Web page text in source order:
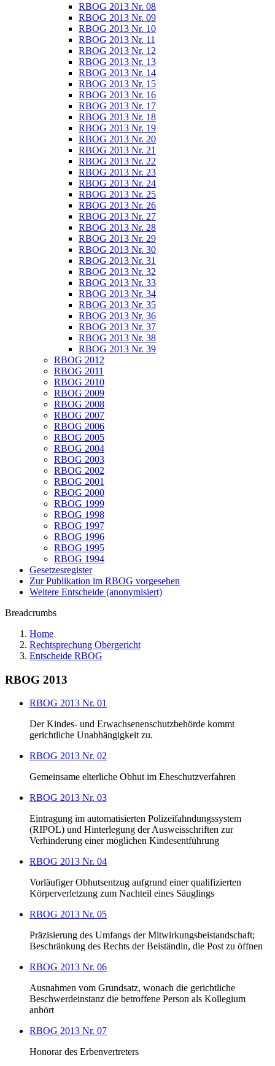
RBOG 2013 Nr. 08
RBOG 2013 Nr. 09
RBOG 2013 Nr. 10
RBOG 2013 Nr. 11
RBOG 2013 Nr. 12
RBOG 2013 Nr. 13
RBOG 2013 Nr. 14
RBOG 2013 Nr. 15
RBOG 2013 Nr. 16
RBOG 2013 Nr. 17
RBOG 2013 Nr. 18
RBOG 2013 Nr. 19
RBOG 2013 Nr. 20
RBOG 2013 Nr. 21
RBOG 2013 Nr. 22
RBOG 2013 Nr. 23
RBOG 2013 Nr. 24
RBOG 2013 Nr. 25
RBOG 2013 Nr. 26
RBOG 2013 Nr. 27
RBOG 2013 Nr. 28
RBOG 2013 Nr. 29
RBOG 2013 Nr. 30
RBOG 2013 Nr. 31
RBOG 2013 Nr. 32
RBOG 2013 Nr. 33
RBOG 2013 Nr. 34
RBOG 2013 Nr. 35
RBOG 2013 Nr. 36
RBOG 2013 Nr. 37
RBOG 2013 Nr. 38
RBOG 2013 Nr. 39
RBOG 2012
RBOG 2011
RBOG 2010
RBOG 2009
RBOG 2008
RBOG 2007
RBOG 2006
RBOG 2005
RBOG 2004
RBOG 2003
RBOG 2002
RBOG 2001
RBOG 2000
RBOG 1999
RBOG 1998
RBOG 1997
RBOG 1996
RBOG 1995
RBOG 1994
Gesetzesregister
Zur Publikation im RBOG vorgesehen
Weitere Entscheide (anonymisiert)
Breadcrumbs
Home
Rechtsprechung Obergericht
Entscheide RBOG
RBOG 2013
RBOG 2013 Nr. 01
Der Kindes- und Erwachsenenschutzbehörde kommt
gerichtliche Unabhängigkeit zu.
RBOG 2013 Nr. 02
Gemeinsame elterliche Obhut im Eheschutzverfahren
RBOG 2013 Nr. 03
Eintragung im automatisierten Polizeifahndungssystem
(RIPOL) und Hinterlegung der Ausweisschriften zur
Verhinderung einer möglichen Kindesentführung
RBOG 2013 Nr. 04
Vorläufiger Obhutsentzug aufgrund einer qualifizierten
Körperverletzung zum Nachteil eines Säuglings
RBOG 2013 Nr. 05
Präzisierung des Umfangs der Mitwirkungsbeistandschaft;
Beschränkung des Rechts der Beiständin, die Post zu öffnen
RBOG 2013 Nr. 06
Ausnahmen vom Grundsatz, wonach die gerichtliche
Beschwerdeinstanz die betroffene Person als Kollegium
anhört
RBOG 2013 Nr. 07
Honorar des Erbenvertreters